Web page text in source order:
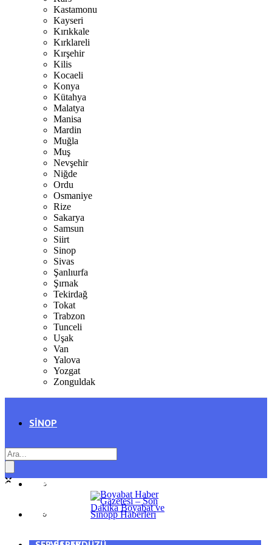
Kastamonu
Kayseri
Kırıkkale
Kırklareli
Kırşehir
Kilis
Kocaeli
Konya
Kütahya
Malatya
Manisa
Mardin
Muğla
Muş
Nevşehir
Niğde
Ordu
Osmaniye
Rize
Sakarya
Samsun
Siirt
Sinop
Sivas
Şanlıurfa
Şırnak
Tekirdağ
Tokat
Trabzon
Tunceli
Uşak
Van
Yalova
Yozgat
Zonguldak
SINOP
AYANCIK
GENEL
SPOR